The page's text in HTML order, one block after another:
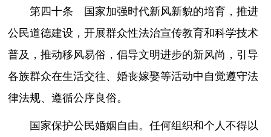
第四十条 国家加强时代新风新貌的培育，推进
公民道德建设，开展群众性法治宣传教育和科学技术
普及，推动移风易俗，倡导文明进步的新风尚，引导
各族群众在生活交往、婚丧嫁娶等活动中自觉遵守法
律法规、遵循公序良俗。
国家保护公民婚姻自由。任何组织和个人不得以